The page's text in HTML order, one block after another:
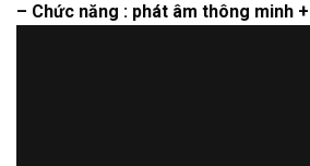
– Chức năng : phát âm thông minh